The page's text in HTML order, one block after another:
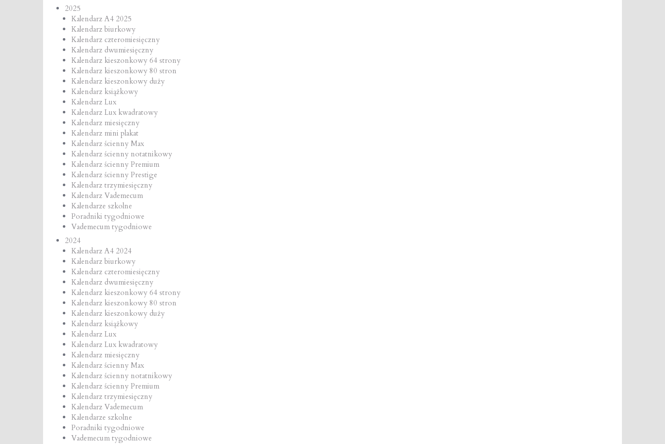
2025
Kalendarz A4 2025
Kalendarz biurkowy
Kalendarz czteromiesięczny
Kalendarz dwumiesięczny
Kalendarz kieszonkowy 64 strony
Kalendarz kieszonkowy 80 stron
Kalendarz kieszonkowy duży
Kalendarz książkowy
Kalendarz Lux
Kalendarz Lux kwadratowy
Kalendarz miesięczny
Kalendarz mini plakat
Kalendarz ścienny Max
Kalendarz ścienny notatnikowy
Kalendarz ścienny Premium
Kalendarz ścienny Prestige
Kalendarz trzymiesięczny
Kalendarz Vademecum
Kalendarze szkolne
Poradniki tygodniowe
Vademecum tygodniowe
2024
Kalendarz A4 2024
Kalendarz biurkowy
Kalendarz czteromiesięczny
Kalendarz dwumiesięczny
Kalendarz kieszonkowy 64 strony
Kalendarz kieszonkowy 80 stron
Kalendarz kieszonkowy duży
Kalendarz książkowy
Kalendarz Lux
Kalendarz Lux kwadratowy
Kalendarz miesięczny
Kalendarz ścienny Max
Kalendarz ścienny notatnikowy
Kalendarz ścienny Premium
Kalendarz trzymiesięczny
Kalendarz Vademecum
Kalendarze szkolne
Poradniki tygodniowe
Vademecum tygodniowe